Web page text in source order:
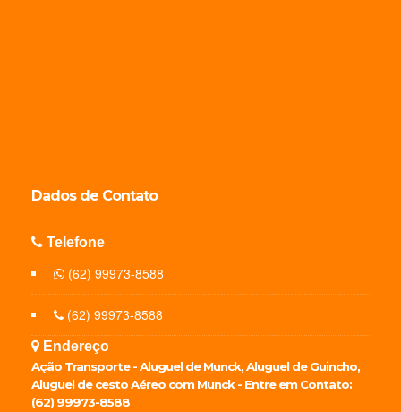
Dados de Contato
Telefone
(62) 99973-8588
(62) 99973-8588
Endereço
Ação Transporte - Aluguel de Munck, Aluguel de Guincho,
Aluguel de cesto Aéreo com Munck - Entre em Contato:
(62) 99973-8588